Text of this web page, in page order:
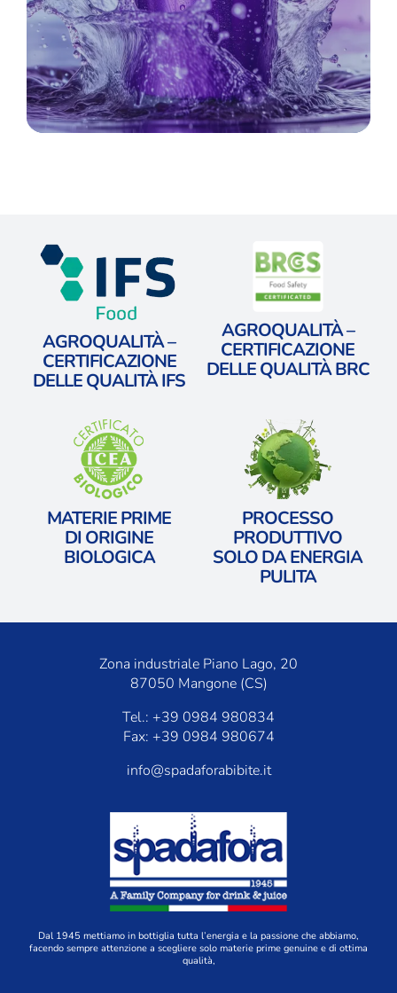
AGROQUALITÀ –
CERTIFICAZIONE
DELLE QUALITÀ IFS
AGROQUALITÀ –
CERTIFICAZIONE
DELLE QUALITÀ BRC
MATERIE PRIME
​DI ORIGINE
BIOLOGICA
PROCESSO
PRODUTTIVO
​SOLO DA ENERGIA
PULITA
Zona industriale Piano Lago, 20
87050 Mangone (CS)
Tel.: +39 0984 980834
Fax: +39 0984 980674
info@spadaforabibite.it
Dal 1945 mettiamo in bottiglia tutta l’energia e la passione che abbiamo,
facendo sempre attenzione a scegliere solo materie prime genuine e di ottima
qualità,